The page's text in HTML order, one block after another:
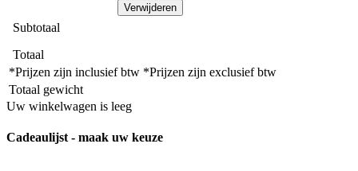
Verwijderen
Subtotaal
Totaal
*Prijzen zijn inclusief btw *Prijzen zijn exclusief btw
Totaal gewicht
Uw winkelwagen is leeg
Cadeaulijst - maak uw keuze